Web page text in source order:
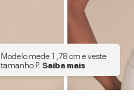
Modelo mede1,78 cme veste
tamanhoP. Saiba mais